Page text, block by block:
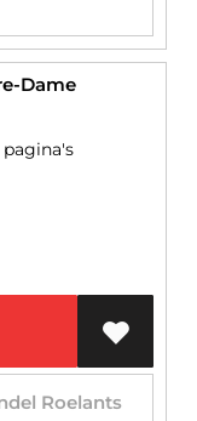
Dame
pagina's
Roelants